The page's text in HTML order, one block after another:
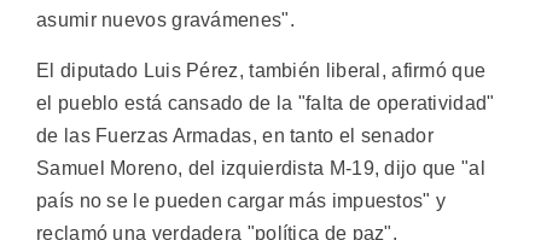
asumir nuevos gravámenes".
El diputado Luis Pérez, también liberal, afirmó que
el pueblo está cansado de la "falta de operatividad"
de las Fuerzas Armadas, en tanto el senador
Samuel Moreno, del izquierdista M-19, dijo que "al
país no se le pueden cargar más impuestos" y
reclamó una verdadera "política de paz".